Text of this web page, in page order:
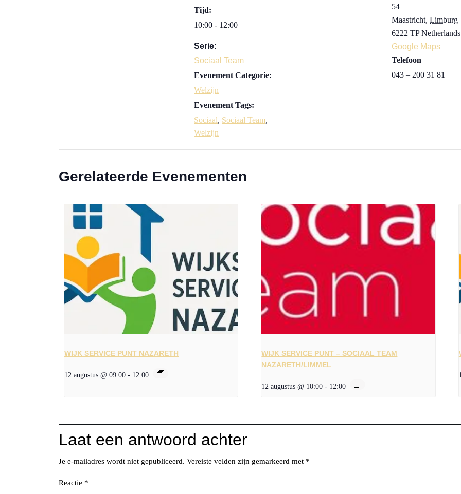
Tijd:
10:00 - 12:00
Serie:
Sociaal Team
Evenement Categorie:
Welzijn
Evenement Tags:
Sociaal, Sociaal Team,
Welzijn
54
Maastricht, Limburg
6222 TP Netherlands
Google Maps
Telefoon
043 – 200 31 81
Gerelateerde Evenementen
WIJK SERVICE PUNT NAZARETH
12 augustus @ 09:00 - 12:00
WIJK SERVICE PUNT – SOCIAAL TEAM
NAZARETH/LIMMEL
12 augustus @ 10:00 - 12:00
Laat een antwoord achter
Je e-mailadres wordt niet gepubliceerd. Vereiste velden zijn gemarkeerd met *
Reactie *